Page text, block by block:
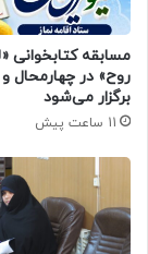
مسابقه کتابخوانی
روح» در چهارمحال
برگزار می‌شود
11 ساعت پیش